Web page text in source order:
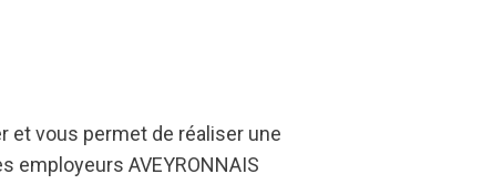
et vous permet de réaliser une
AVEYRONNAIS